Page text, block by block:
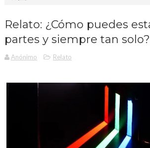
Relato: ¿Cómo puedes
partes y siempre tan solo?
Anónimo Relato